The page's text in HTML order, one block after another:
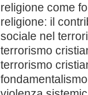
religione come
religione: il
sociale nel
terrorismo
terrorismo